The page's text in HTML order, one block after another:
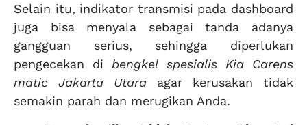
Selain itu, indikator transmisi pada dashboard
juga bisa menyala sebagai tanda adanya
gangguan serius, sehingga diperlukan
pengecekan di bengkel spesialis Kia Carens
matic Jakarta Utara agar kerusakan tidak
semakin parah dan merugikan Anda.